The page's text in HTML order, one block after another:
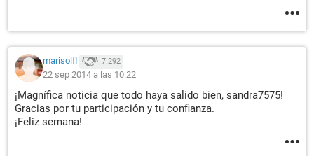
marisolfl 7.292
22 sep 2014 a las 10:22
¡Magnífica noticia que todo haya salido bien, sandra7575!
Gracias por tu participación y tu confianza.
¡Feliz semana!